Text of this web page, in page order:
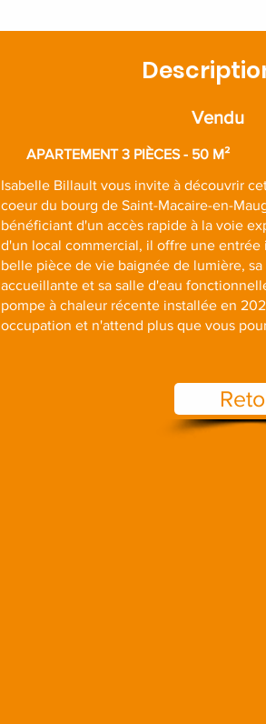
Vendu
APARTEMENT 3 PIÈCES - 50 M²
Isabelle Billault vous invite à découvrir
coeur du bourg de Saint-Macaire-en-
bénéficiant d'un accès rapide à la voie
d'un local commercial, il offre une
belle pièce de vie baignée de lumière,
accueillante et sa salle d'eau
pompe à chaleur récente installée en
occupation et n'attend plus que vous